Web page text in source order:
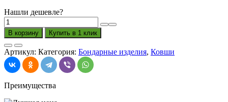
Нашли дешевле?
Количество
товара
Ковш
бондарный
с
горизонтальной
ручкой
1
В корзину Купить в 1 клик
Артикул: Категория: Бондарные изделия, Ковши
Преимущества